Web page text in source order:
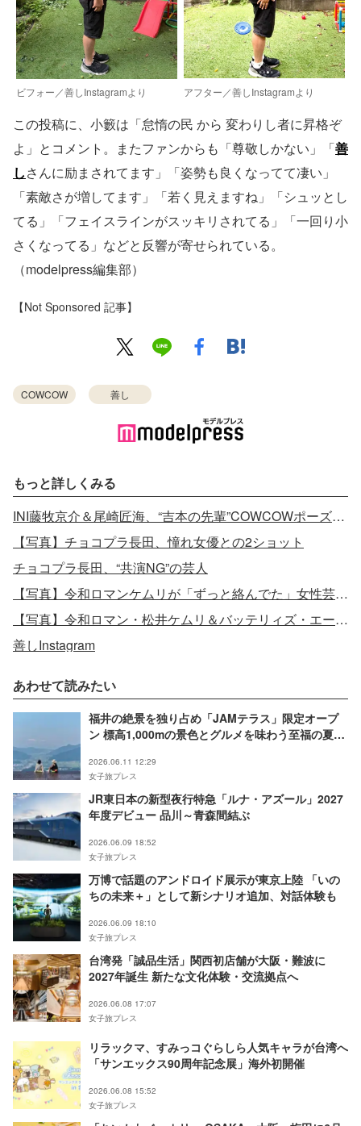
ビフォー／善しInstagramより アフター／善しInstagramより
この投稿に、小籔は「怠惰の民 から 変わりし者に昇格ぞ
よ」とコメント。またファンからも「尊敬しかない」「善
しさんに励まされてます」「姿勢も良くなってて凄い」
「素敵さが増してます」「若く見えますね」「シュッとし
てる」「フェイスラインがスッキリされてる」「一回り小
さくなってる」などと反響が寄せられている。
（modelpress編集部）
【Not Sponsored 記事】
COWCOW 善し
もっと詳しくみる
INI藤牧京介＆尾崎匠海、“吉本の先輩”COWCOWポーズに本人が反応
【写真】チョコプラ長田、憧れ女優との2ショット
チョコプラ長田、“共演NG”の芸人
【写真】令和ロマンケムリが「ずっと絡んでた」女性芸能人
【写真】令和ロマン・松井ケムリ＆バッテリィズ・エース、それぞれの結婚発表後に2ショット
善しInstagram
あわせて読みたい
福井の絶景を独り占め「JAMテラス」限定オープ
ン 標高1,000mの景色とグルメを味わう至福の夏山
2026.06.11 12:29
女子旅プレス
JR東日本の新型夜行特急「ルナ・アズール」2027
年度デビュー 品川～青森間結ぶ
2026.06.09 18:52
女子旅プレス
万博で話題のアンドロイド展示が東京上陸 「いの
ちの未来＋」として新シナリオ追加、対話体験も
2026.06.09 18:10
女子旅プレス
台湾発「誠品生活」関西初店舗が大阪・難波に
2027年誕生 新たな文化体験・交流拠点へ
2026.06.08 17:07
女子旅プレス
リラックマ、すみっコぐらしら人気キャラが台湾へ
「サンエックス90周年記念展」海外初開催
2026.06.08 15:52
女子旅プレス